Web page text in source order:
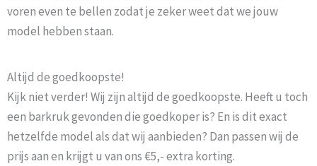
voren even te bellen zodat je zeker weet dat we jouw
model hebben staan.
Altijd de goedkoopste!
Kijk niet verder! Wij zijn altijd de goedkoopste. Heeft u toch
een barkruk gevonden die goedkoper is? En is dit exact
hetzelfde model als dat wij aanbieden? Dan passen wij de
prijs aan en krijgt u van ons €5,- extra korting.